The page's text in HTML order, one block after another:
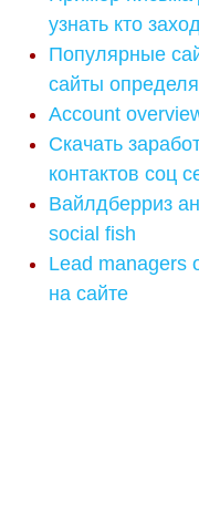
узнать кто
Популярные
сайты
Account
Скачать
контактов соц
Вайлдберриз
social fish
Lead managers
на сайте